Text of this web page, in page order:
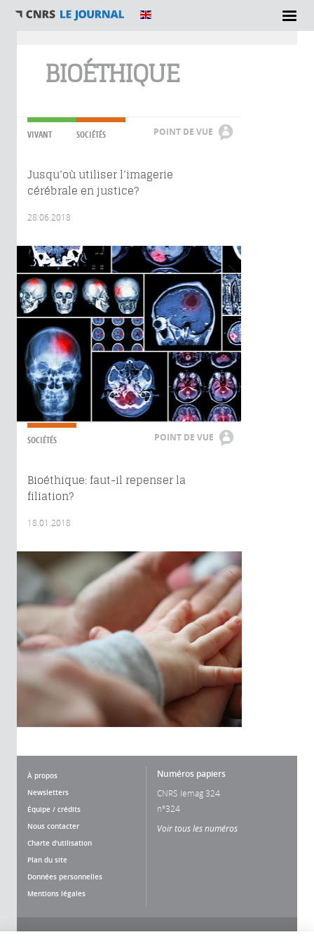
BIOÉTHIQUE
VIVANT SOCIÉTÉS POINT DE VUE
Jusqu’où utiliser l’imagerie
cérébrale en justice?
28.06.2018
SOCIÉTÉS POINT DE VUE
Bioéthique: faut-il repenser la
filiation?
18.01.2018
À propos
Newsletters
Équipe / crédits
Nous contacter
Charte d'utilisation
Plan du site
Données personnelles
Mentions légales
Numéros papiers
CNRS lemag 324
n°324
Voir tous les numéros